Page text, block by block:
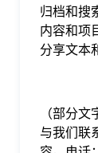
归档和搜
内容和项
分享文本
（部分
与我们联